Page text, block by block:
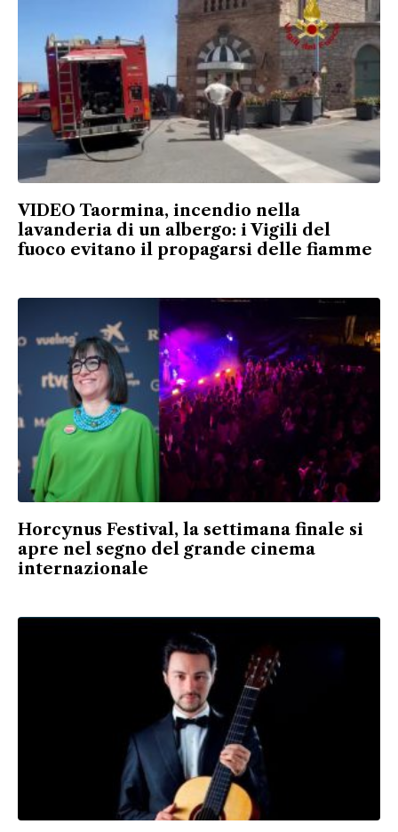
VIDEO Taormina, incendio nella
lavanderia di un albergo: i Vigili del
fuoco evitano il propagarsi delle fiamme
Horcynus Festival, la settimana finale si
apre nel segno del grande cinema
internazionale